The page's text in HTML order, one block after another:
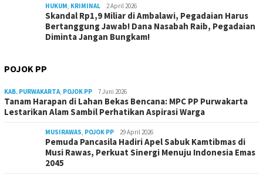
HUKUM, KRIMINAL 2 April 2026
Skandal Rp1,9 Miliar di Ambalawi, Pegadaian Harus
Bertanggung Jawab! Dana Nasabah Raib, Pegadaian
Diminta Jangan Bungkam!
POJOK PP
KAB. PURWAKARTA, POJOK PP 7 Juni 2026
Tanam Harapan di Lahan Bekas Bencana: MPC PP Purwakarta
Lestarikan Alam Sambil Perhatikan Aspirasi Warga
MUSIRAWAS, POJOK PP 29 April 2026
Pemuda Pancasila Hadiri Apel Sabuk Kamtibmas di
Musi Rawas, Perkuat Sinergi Menuju Indonesia Emas
2045